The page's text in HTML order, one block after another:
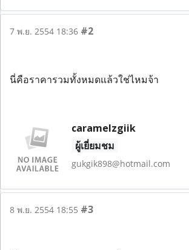
7 พ.ย. 2554 18:36 #2
นี่คือราคารวมทั้งหมดแล้วใช่ไหมจ้า
caramelzgiik
ผู้เยี่ยมชม
gukgik898@hotmail.com
8 พ.ย. 2554 18:55 #3